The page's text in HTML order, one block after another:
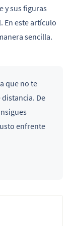
y sus figuras
En este artículo
sencilla.
que no te
De
enfrente